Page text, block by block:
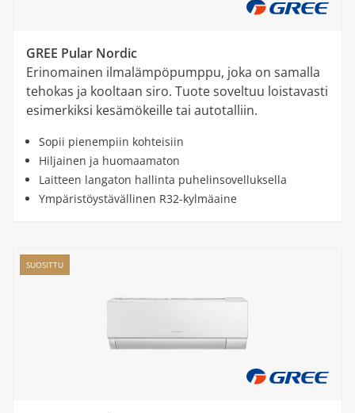
GREE Pular Nordic
Erinomainen ilmalämpöpumppu, joka on samalla
tehokas ja kooltaan siro. Tuote soveltuu loistavasti
esimerkiksi kesämökeille tai autotalliin.
Sopii pienempiin kohteisiin
Hiljainen ja huomaamaton
Laitteen langaton hallinta puhelinsovelluksella
Ympäristöystävällinen R32-kylmäaine
SUOSITTU